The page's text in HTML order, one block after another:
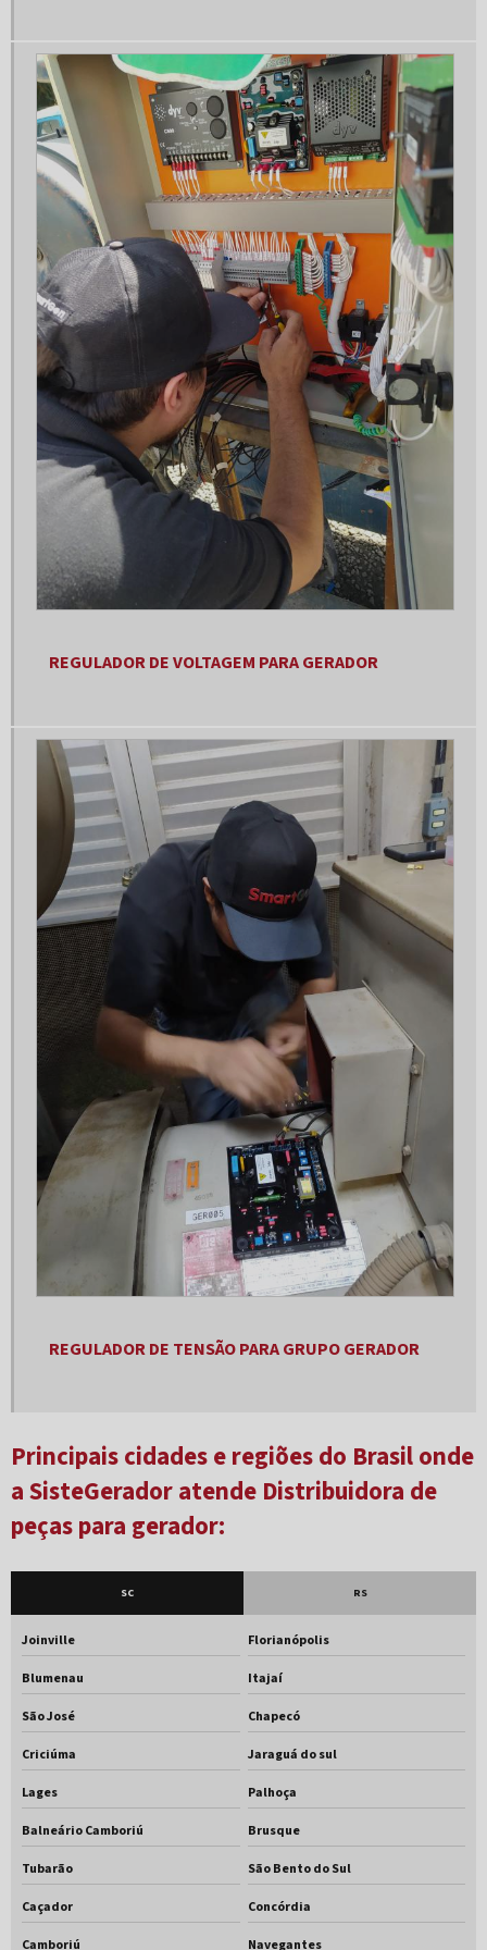
Gerador 150 kva aluguel
Gerador 150 kva diesel
Gerador 150 kva preço
Gerador 180 kva
Gerador 20 kva
Gerador 20 kva gasolina
Gerador 20 kva monofásico
Gerador 20kva trifásico
Gerador 25 kva
Gerador 25 kva a venda
Gerador 25 kva aluguel
Gerador 25 kva preço
Gerador 250 kva
Gerador 250 kva preço
Gerador 30 kva diesel
Gerador 300 kva
Gerador 300 kva a venda
Gerador 30kva trifásico
Gerador 40 kva
Gerador 40 kva 220v
Gerador 40 kva 380v
Gerador 40 kva aluguel
Gerador 40 kva preço
Gerador 50 kva
Gerador 50 kva aluguel
Gerador 50 kva trifásico
Gerador 500 kva preço
Gerador 55 kva diesel
Gerador 60 kva diesel
Gerador 75 kva
Gerador 75 kva aluguel
Gerador 80 kva
Gerador 80 kva aluguel preço
Gerador 80 kva elétrica
Gerador a diesel 10kva
Gerador a diesel trifásico 75 kva 220v
Gerador de energia 500kva a venda
Gerador de energia 500kva preço
Gerador de energia 55kva a venda
REGULADOR DE VOLTAGEM PARA GERADOR
REGULADOR DE TENSÃO PARA GRUPO GERADOR
Principais cidades e regiões do Brasil onde
a SisteGerador atende Distribuidora de
peças para gerador:
SC RS
Joinville Florianópolis
Blumenau Itajaí
São José Chapecó
Criciúma Jaraguá do sul
Lages Palhoça
Balneário Camboriú Brusque
Tubarão São Bento do Sul
Caçador Concórdia
Camboriú Navegantes